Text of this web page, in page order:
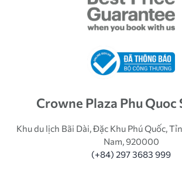
Crowne Plaza Phu Quoc
Khu du lịch Bãi Dài, Đặc Khu Phú Quốc,
Nam, 920000
(+84) 297 3683 999